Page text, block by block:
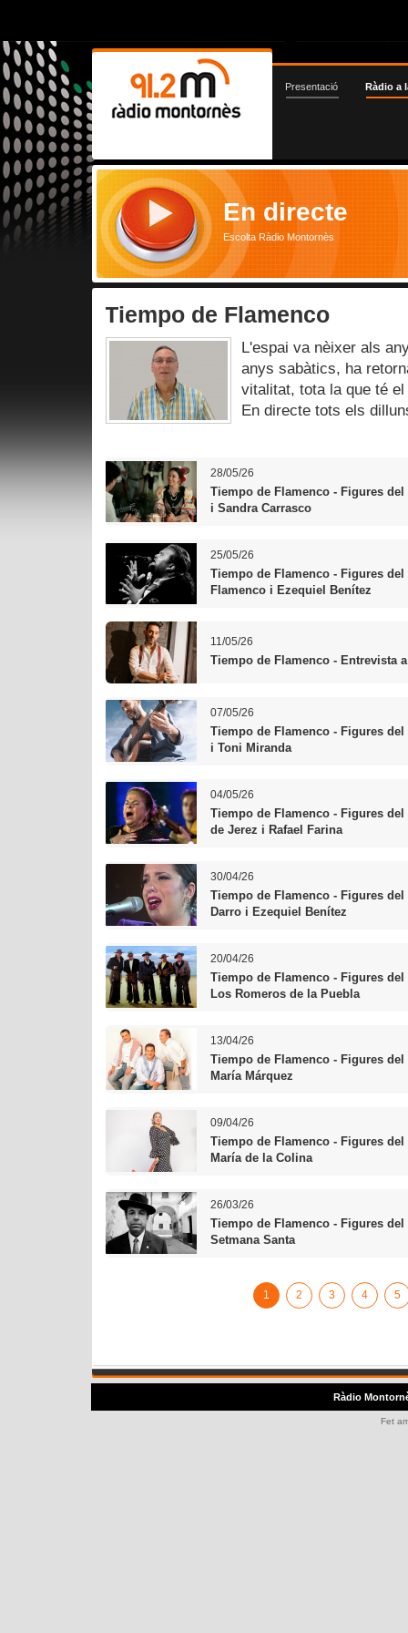
Presentació Ràdio a
En directe
Escolta Ràdio Montornès
Tiempo de Flamenco
L'espai va nèixer als
anys sabàtics, ha
vitalitat, tota la que té
En directe tots els
28/05/26
Tiempo de Flamenco - Figures
i Sandra Carrasco
25/05/26
Tiempo de Flamenco - Figures del
Flamenco i Ezequiel Benítez
11/05/26
Tiempo de Flamenco - Entrevista
07/05/26
Tiempo de Flamenco - Figures
i Toni Miranda
04/05/26
Tiempo de Flamenco - Figures
de Jerez i Rafael Farina
30/04/26
Tiempo de Flamenco - Figures
Darro i Ezequiel Benítez
20/04/26
Tiempo de Flamenco - Figures
Los Romeros de la Puebla
13/04/26
Tiempo de Flamenco - Figures
María Márquez
09/04/26
Tiempo de Flamenco - Figures
María de la Colina
26/03/26
Tiempo de Flamenco - Figures
Setmana Santa
1 2 3 4 5
Ràdio
Fet